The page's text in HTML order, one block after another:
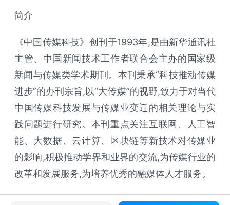
简介
《中国传媒科技》创刊于1993年,是由新华通讯社
主管、中国新闻技术工作者联合会主办的国家级
新闻与传媒类学术期刊。本刊秉承“科技推动传媒
进步”的办刊宗旨,以“大传媒”的视野,致力于对当代
中国传媒科技发展与传媒业变迁的相关理论与实
践问题进行研究。本刊重点关注互联网、人工智
能、大数据、云计算、区块链等新技术对传媒业
的影响,积极推动学界和业界的交流,为传媒行业的
改革和发展服务,为培养优秀的融媒体人才服务。